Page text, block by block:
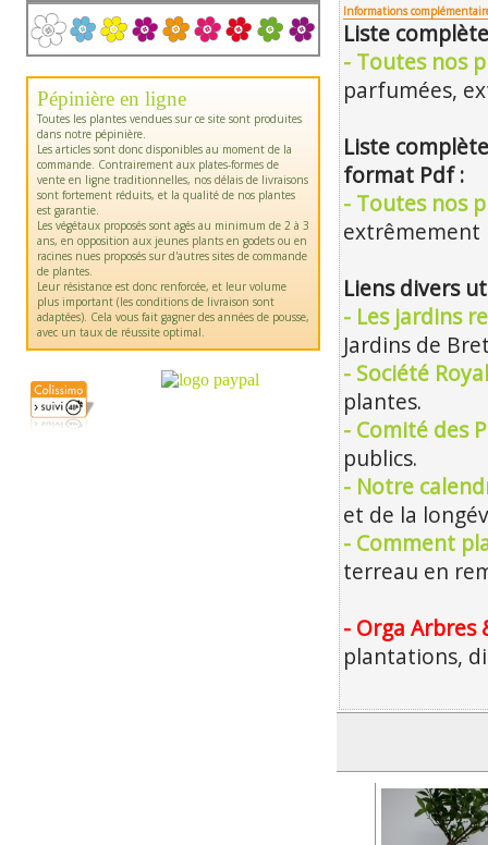
Pépinière en ligne
Toutes les plantes vendues sur ce site sont produites
dans notre pépinière.
Les articles sont donc disponibles au moment de la
commande. Contrairement aux plates-formes de
vente en ligne traditionnelles, nos délais de livraisons
sont fortement réduits, et la qualité de nos plantes
est garantie.
Les végétaux proposés sont agés au minimum de 2 à 3
ans, en opposition aux jeunes plants en godets ou en
racines nues proposés sur d'autres sites de commande
de plantes.
Leur résistance est donc renforcée, et leur volume
plus important (les conditions de livraison sont
adaptées). Cela vous fait gagner des années de pousse,
avec un taux de réussite optimal.
Informations
Liste
- Toutes nos
parfumées,
Liste
format Pdf :
- Toutes nos
extrêmement
Liens divers
- Les jardins
Jardins de
- Société
plantes.
- Comité des
publics.
- Notre
et de la
- Comment
terreau en
- Orga Arbres
plantations,